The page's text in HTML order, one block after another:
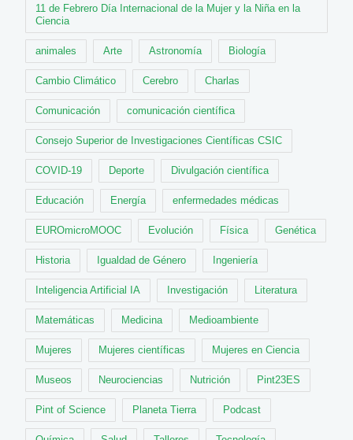
11 de Febrero Día Internacional de la Mujer y la Niña en la
Ciencia
animales Arte Astronomía Biología
Cambio Climático Cerebro Charlas
Comunicación comunicación científica
Consejo Superior de Investigaciones Científicas CSIC
COVID-19 Deporte Divulgación científica
Educación Energía enfermedades médicas
EUROmicroMOOC Evolución Física Genética
Historia Igualdad de Género Ingeniería
Inteligencia Artificial IA Investigación Literatura
Matemáticas Medicina Medioambiente
Mujeres Mujeres científicas Mujeres en Ciencia
Museos Neurociencias Nutrición Pint23ES
Pint of Science Planeta Tierra Podcast